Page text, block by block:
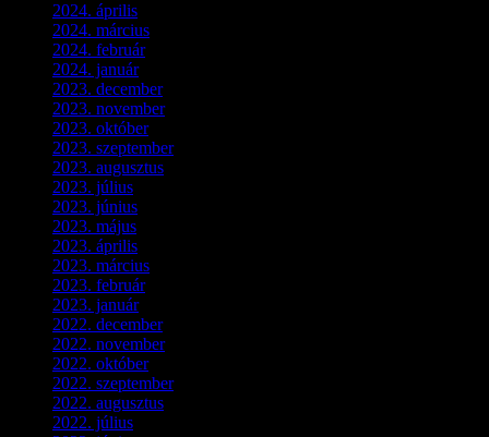
2024. április
2024. március
2024. február(9)
2024. január(3)
2023. december(1)
2023. november(1)
2023. október(5)
2023. szeptember(3)
2023. augusztus
2023. július
2023. június
2023. május
2023. április
2023. március
2023. február(4)
2023. január(1)
2022. december(2)
2022. november(4)
2022. október(8)
2022. szeptember(9)
2022. augusztus
2022. július